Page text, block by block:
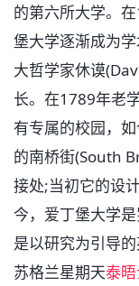
的第六所大学。
堡大学逐渐成为
大哲学家休谟
长。在1789年老
有专属的校园，
的南桥街(South
接处;当初它的设
今，爱丁堡大学
是以研究为引导
苏格兰星期天泰